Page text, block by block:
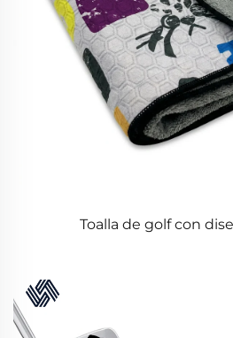
Toalla de golf con